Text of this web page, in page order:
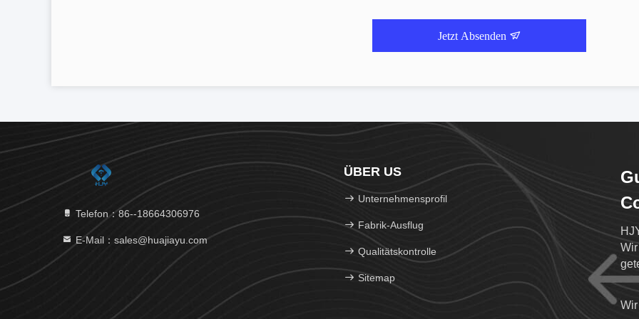
Jetzt Absenden
Telefon：86--18664306976
E-Mail：sales@huajiayu.com
ÜBER US
Unternehmensprofil
Fabrik-Ausflug
Qualitätskontrolle
Sitemap